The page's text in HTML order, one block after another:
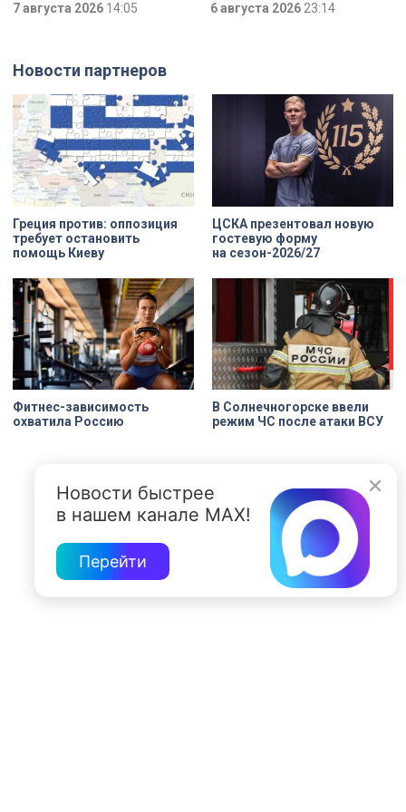
победителями всероссийского
народным сюжетам.
7 августа 2026 14:05
которые толкнули его на страшное
6 августа 202623:14
Новости партнеров
Греция против: оппозиция
требует остановить
помощь Киеву
ЦСКА презентовал новую
гостевую форму
на сезон-2026/27
Фитнес-зависимость
охватила Россию
В Солнечногорске ввели
режим ЧС после атаки ВСУ
Новости быстрее
в нашем канале MAX!
Перейти